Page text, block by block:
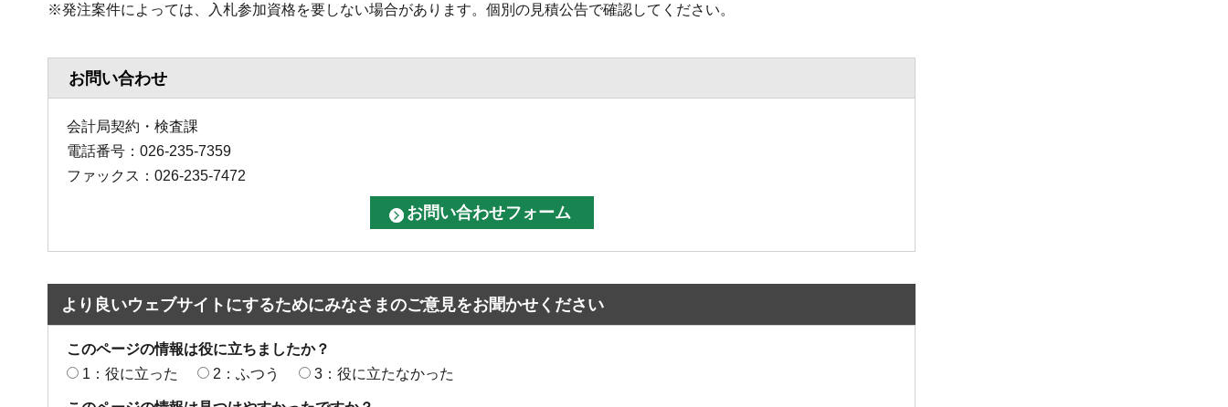
※発注案件によっては、入札参加資格を要しない場合があります。個別の見積公告で確認してください。
お問い合わせ
会計局契約・検査課
電話番号：026-235-7359
ファックス：026-235-7472
より良いウェブサイトにするためにみなさまのご意見をお聞かせください
このページの情報は役に立ちましたか？
1：役に立った
2：ふつう 3：役に立たなかった